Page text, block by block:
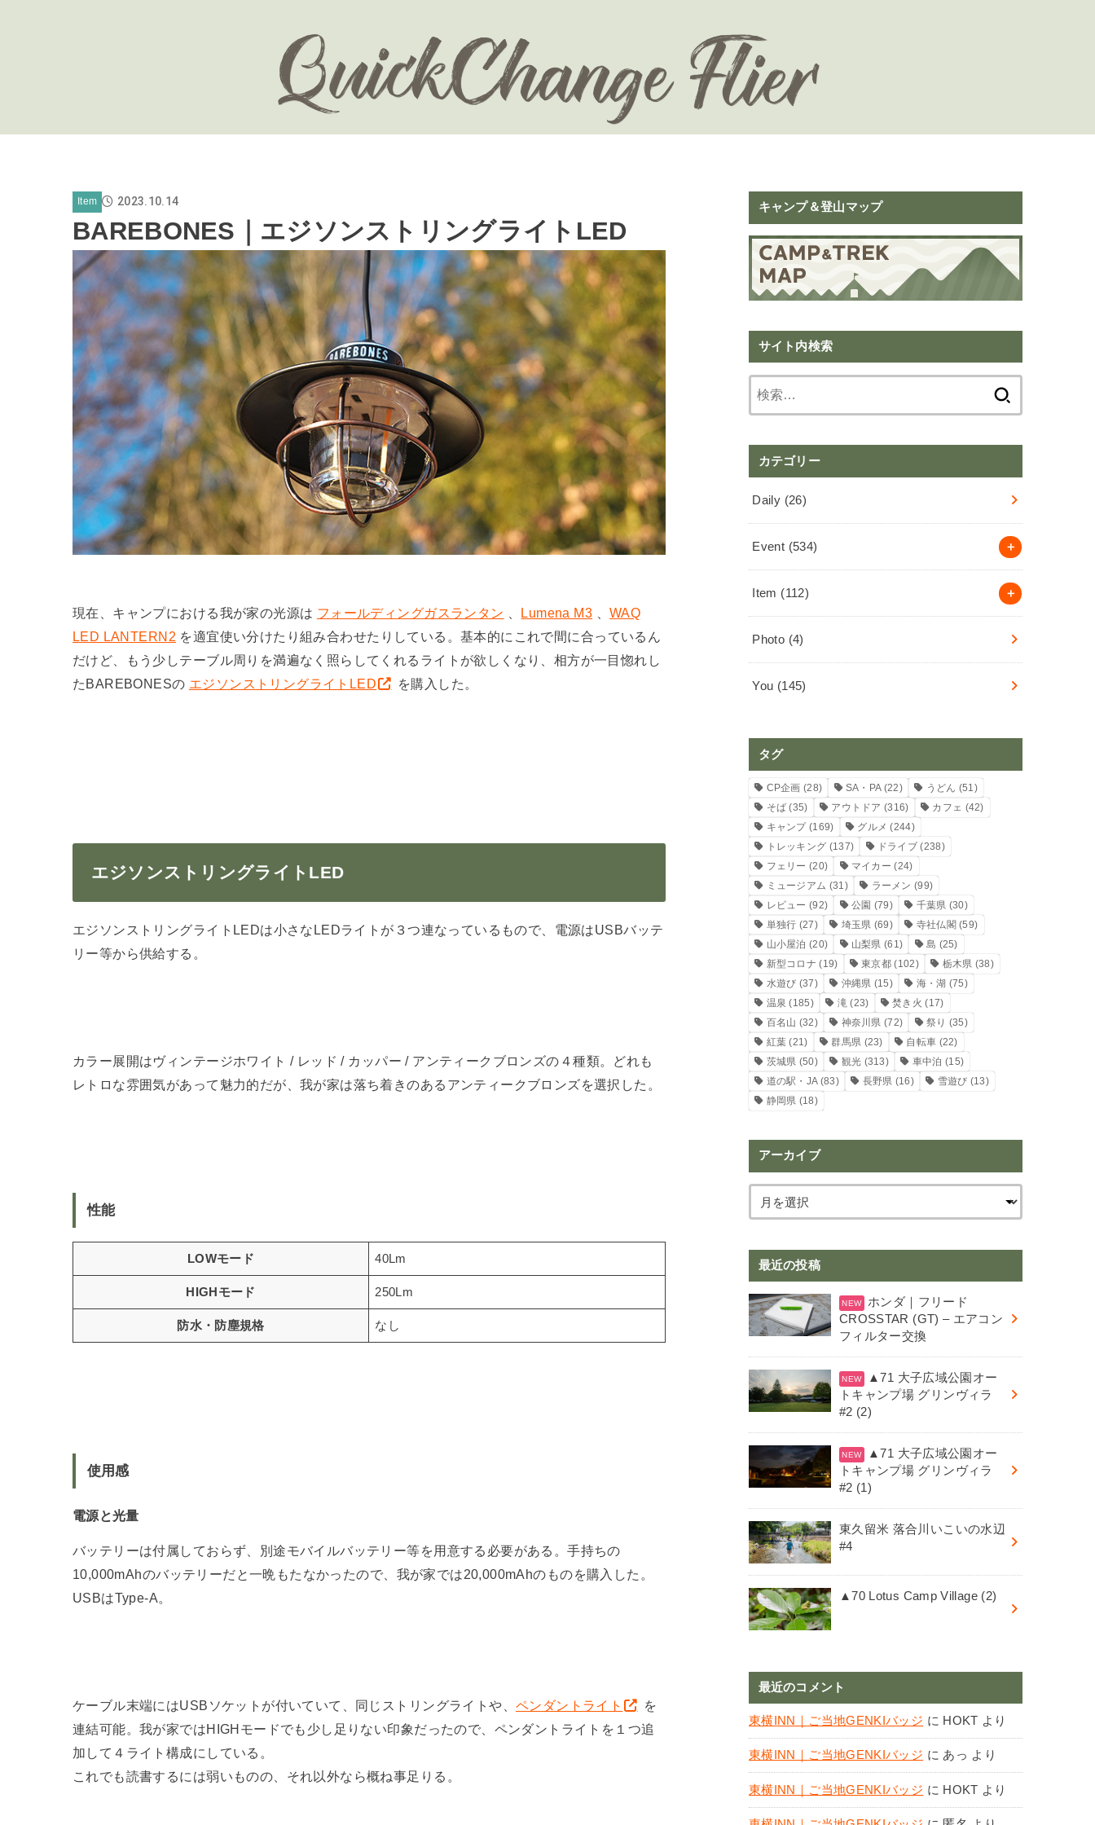
Item 2023.10.14
BAREBONES｜エジソンストリングライトLED
現在、キャンプにおける我が家の光源は フォールディングガスランタン Lumena M3
WAQ
LED LANTERN2 を適宜使い分けたり組み合わせたりしている。基本的にこれで間に合っているん
だけど、もう少しテーブル周りを満遍なく照らしてくれるライトが欲しくなり、相方が一目惚れし
たBAREBONESの エジソンストリングライトLED を購入した。
エジソンストリングライトLED
エジソンストリングライトLEDは小さなLEDライトが３つ連なっているもので、電源はUSBバッテ
リー等から供給する。
カラー展開はヴィンテージホワイト / レッド / カッパー / アンティークブロンズの４種類。どれも
レトロな雰囲気があって魅力的だが、我が家は落ち着きのあるアンティークブロンズを選択した。
性能
LOWモード 40Lm
HIGHモード 250Lm
防水・防塵規格 なし
使用感
電源と光量
バッテリーは付属しておらず、別途モバイルバッテリー等を用意する必要がある。手持ちの
10,000mAhのバッテリーだと一晩もたなかったので、我が家では20,000mAhのものを購入した。
USBはType-A。
ケーブル末端にはUSBソケットが付いていて、同じストリングライトや、ペンダントライト
を
連結可能。我が家ではHIGHモードでも少し足りない印象だったので、ペンダントライトを１つ追
加して４ライト構成にしている。
これでも読書するには弱いものの、それ以外なら概ね事足りる。
キャンプ＆登山マップ
サイト内検索
カテゴリー
Daily (26)
Event (534)
Item (112)
Photo (4)
You (145)
タグ
CP企画 (28) SA・PA(22) うどん (51)
そば (35) アウトドア (316) カフェ (42)
キャンプ(169) グルメ (244)
トレッキング (137) ドライブ (238)
フェリー (20) マイカー (24)
ミュージアム (31) ラーメン (99)
レビュー (92) 公園 (79) 千葉県 (30)
単独行 (27) 埼玉県 (69) 寺社仏閣 (59)
山小屋泊 (20) 山梨県 (61) 島 (25)
新型コロナ (19) 東京都 (102) 栃木県 (38)
水遊び (37) 沖縄県 (15) 海・湖 (75)
温泉 (185) 滝 (23) 焚き火 (17)
百名山 (32) 神奈川県 (72) 祭り (35)
紅葉 (21) 群馬県 (23) 自転車 (22)
茨城県 (50) 観光 (313) 車中泊 (15)
道の駅・JA(83) 長野県 (16) 雪遊び (13)
静岡県 (18)
アーカイブ
最近の投稿
ホンダ｜フリード
CROSSTAR (GT) – エアコン
フィルター交換
▲71 大子広域公園オー
トキャンプ場 グリンヴィラ
#2 (2)
▲71 大子広域公園オー
トキャンプ場 グリンヴィラ
#2 (1)
東久留米 落合川いこいの水辺
#4
▲70 Lotus Camp Village (2)
最近のコメント
東横INN｜ご当地GENKIバッジ に HOKT より
東横INN｜ご当地GENKIバッジ に あっ より
東横INN｜ご当地GENKIバッジ に HOKT より